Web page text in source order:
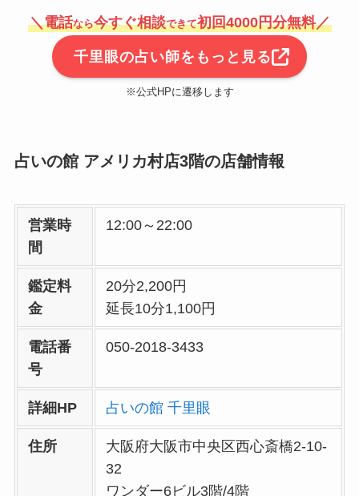
＼電話なら今すぐ相談できて初回4000円分無料／
千里眼の占い師をもっと見る
※公式HPに遷移します
占いの館 アメリカ村店3階の店舗情報
営業時
間
12:00～22:00
鑑定料
金
20分2,200円
延長10分1,100円
電話番
号
050-2018-3433
詳細HP 占いの館 千里眼
住所
大阪府大阪市中央区西心斎橋2-10-
32
ワンダー6ビル3階/4階